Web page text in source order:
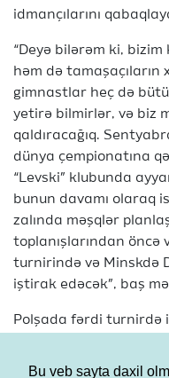
Bu veb sayta daxil
idmançılarını
“Deyə bilərəm ki,
həm də tamaşaçıların
gimnastlar heç də
yetirə bilmirlər, və biz
qaldıracağıq.
dünya çempionatına
“Levski” klubunda
bunun davamı olaraq
zalında məşqlər
toplanışlarından
turnirində və Minskdə
iştirak edəcək”, baş
Polşada fərdi turnirdə
nəticəni topla